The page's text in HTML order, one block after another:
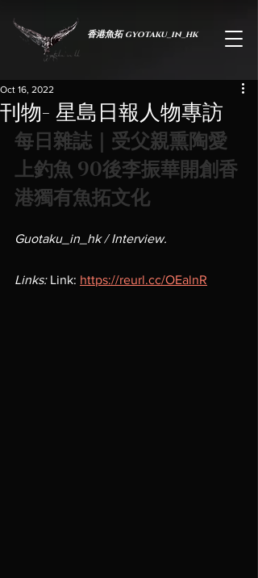
香港魚拓 gyotaku_in_hk
於蟬薄紙間，承生命之重
刊物- 星島日報人物專訪
Oct 16, 2022
每日雜誌｜受父親熏陶愛
上釣魚 90後李振華開創香
港獨有魚拓文化
Guotaku_in_hk / Interview.
Links: Link: https://reurl.cc/OEalnR